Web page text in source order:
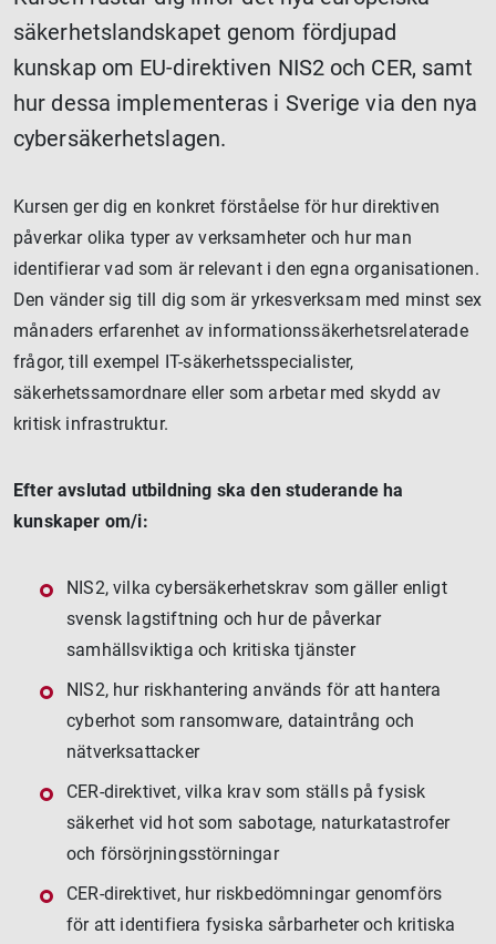
säkerhetslandskapet genom fördjupad
kunskap om EU-direktiven NIS2 och CER, samt
hur dessa implementeras i Sverige via den nya
cybersäkerhetslagen.
Kursen ger dig en konkret förståelse för hur direktiven
påverkar olika typer av verksamheter och hur man
identifierar vad som är relevant i den egna organisationen.
Den vänder sig till dig som är yrkesverksam med minst sex
månaders erfarenhet av informationssäkerhetsrelaterade
frågor, till exempel IT-säkerhetsspecialister,
säkerhetssamordnare eller som arbetar med skydd av
kritisk infrastruktur.
Efter avslutad utbildning ska den studerande ha
kunskaper om/i:
NIS2, vilka cybersäkerhetskrav som gäller enligt
svensk lagstiftning och hur de påverkar
samhällsviktiga och kritiska tjänster
NIS2, hur riskhantering används för att hantera
cyberhot som ransomware, dataintrång och
nätverksattacker
CER-direktivet, vilka krav som ställs på fysisk
säkerhet vid hot som sabotage, naturkatastrofer
och försörjningsstörningar
CER-direktivet, hur riskbedömningar genomförs
för att identifiera fysiska sårbarheter och kritiska